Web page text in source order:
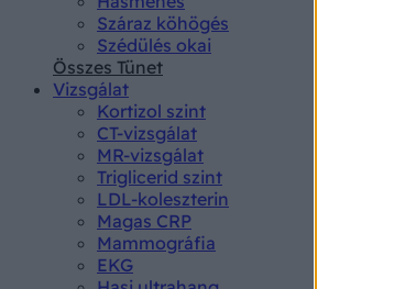
Száraz köhögés
Szédülés okai
Összes Tünet
Vizsgálat
Kortizol szint
CT-vizsgálat
MR-vizsgálat
Triglicerid szint
LDL-koleszterin
Magas CRP
Mammográfia
EKG